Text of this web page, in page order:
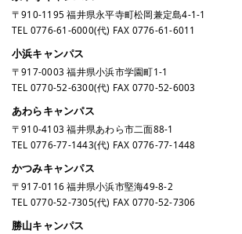
〒910-1195 福井県永平寺町松岡兼定島4-1-1
TEL 0776-61-6000(代) FAX 0776-61-6011
小浜キャンパス
〒917-0003 福井県小浜市学園町1-1
TEL 0770-52-6300(代) FAX 0770-52-6003
あわらキャンパス
〒910-4103 福井県あわら市二面88-1
TEL 0776-77-1443(代) FAX 0776-77-1448
かつみキャンパス
〒917-0116 福井県小浜市堅海49-8-2
TEL 0770-52-7305(代) FAX 0770-52-7306
勝山キャンパス